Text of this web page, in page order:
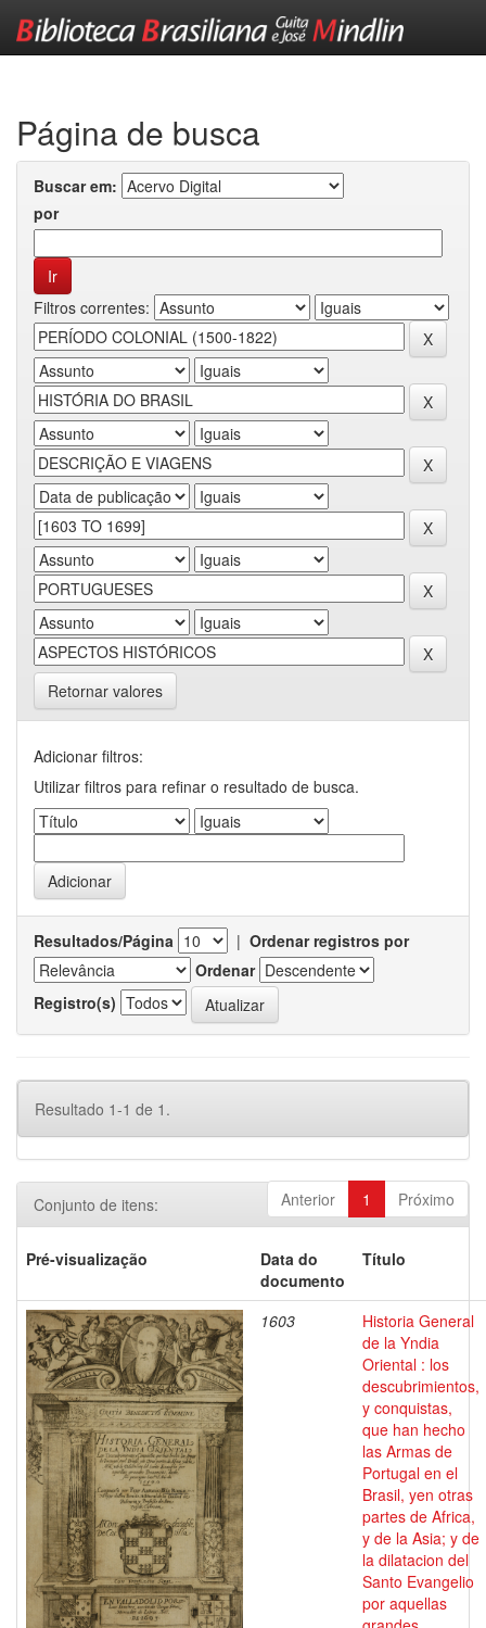
Página de busca
Buscar em:
por
Filtros correntes:
Retornar valores
Adicionar filtros:
Utilizar filtros para refinar o resultado de busca.
Resultados/Página | Ordenar registros por
Ordenar
Registro(s)
Resultado 1-1 de 1.
Anterior 1 Próximo
Conjunto de itens:
Pré-visualização
Data do
documento
Título
1603
Historia General
de la Yndia
Oriental : los
descubrimientos,
y conquistas,
que han hecho
las Armas de
Portugal en el
Brasil, yen otras
partes de Africa,
y de la Asia; y de
la dilatacion del
Santo Evangelio
por aquellas